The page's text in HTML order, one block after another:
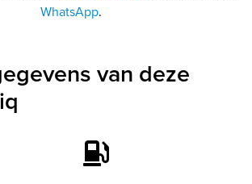
WhatsApp.
van deze